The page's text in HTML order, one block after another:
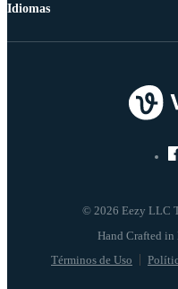
© 2026 Eezy LLC
Términos de Uso
Idiomas